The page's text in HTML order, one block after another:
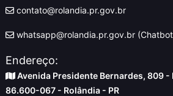
contato@rolandia.pr.gov.br
whatsapp@rolandia.pr.gov.br
Endereço:
Avenida Presidente Bernardes, 809 -
86.600-067 - Rolândia - PR